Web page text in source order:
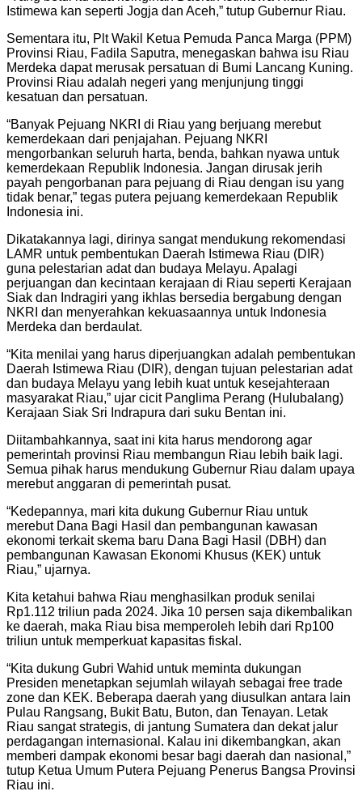
Istimewa kan seperti Jogja dan Aceh,” tutup Gubernur Riau.
Sementara itu, Plt Wakil Ketua Pemuda Panca Marga (PPM)
Provinsi Riau, Fadila Saputra, menegaskan bahwa isu Riau
Merdeka dapat merusak persatuan di Bumi Lancang Kuning.
Provinsi Riau adalah negeri yang menjunjung tinggi
kesatuan dan persatuan.
“Banyak Pejuang NKRI di Riau yang berjuang merebut
kemerdekaan dari penjajahan. Pejuang NKRI
mengorbankan seluruh harta, benda, bahkan nyawa untuk
kemerdekaan Republik Indonesia. Jangan dirusak jerih
payah pengorbanan para pejuang di Riau dengan isu yang
tidak benar,” tegas putera pejuang kemerdekaan Republik
Indonesia ini.
Dikatakannya lagi, dirinya sangat mendukung rekomendasi
LAMR untuk pembentukan Daerah Istimewa Riau (DIR)
guna pelestarian adat dan budaya Melayu. Apalagi
perjuangan dan kecintaan kerajaan di Riau seperti Kerajaan
Siak dan Indragiri yang ikhlas bersedia bergabung dengan
NKRI dan menyerahkan kekuasaannya untuk Indonesia
Merdeka dan berdaulat.
“Kita menilai yang harus diperjuangkan adalah pembentukan
Daerah Istimewa Riau (DIR), dengan tujuan pelestarian adat
dan budaya Melayu yang lebih kuat untuk kesejahteraan
masyarakat Riau,” ujar cicit Panglima Perang (Hulubalang)
Kerajaan Siak Sri Indrapura dari suku Bentan ini.
Diitambahkannya, saat ini kita harus mendorong agar
pemerintah provinsi Riau membangun Riau lebih baik lagi.
Semua pihak harus mendukung Gubernur Riau dalam upaya
merebut anggaran di pemerintah pusat.
“Kedepannya, mari kita dukung Gubernur Riau untuk
merebut Dana Bagi Hasil dan pembangunan kawasan
ekonomi terkait skema baru Dana Bagi Hasil (DBH) dan
pembangunan Kawasan Ekonomi Khusus (KEK) untuk
Riau,” ujarnya.
Kita ketahui bahwa Riau menghasilkan produk senilai
Rp1.112 triliun pada 2024. Jika 10 persen saja dikembalikan
ke daerah, maka Riau bisa memperoleh lebih dari Rp100
triliun untuk memperkuat kapasitas fiskal.
“Kita dukung Gubri Wahid untuk meminta dukungan
Presiden menetapkan sejumlah wilayah sebagai free trade
zone dan KEK. Beberapa daerah yang diusulkan antara lain
Pulau Rangsang, Bukit Batu, Buton, dan Tenayan. Letak
Riau sangat strategis, di jantung Sumatera dan dekat jalur
perdagangan internasional. Kalau ini dikembangkan, akan
memberi dampak ekonomi besar bagi daerah dan nasional,”
tutup Ketua Umum Putera Pejuang Penerus Bangsa Provinsi
Riau ini.